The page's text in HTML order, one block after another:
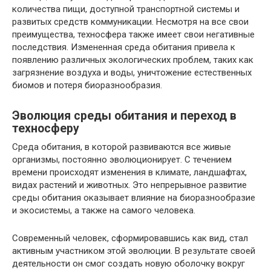
количества пищи, доступной транспортной системы и
развитых средств коммуникации. Несмотря на все свои
преимущества, техносфера также имеет свои негативные
последствия. Измененная среда обитания привела к
появлению различных экологических проблем, таких как
загрязнение воздуха и воды, уничтожение естественных
биомов и потеря биоразнообразия.
Эволюция среды обитания и переход в
техносферу
Среда обитания, в которой развиваются все живые
организмы, постоянно эволюционирует. С течением
времени происходят изменения в климате, ландшафтах,
видах растений и животных. Это непрерывное развитие
среды обитания оказывает влияние на биоразнообразие
и экосистемы, а также на самого человека.
Современный человек, сформировавшись как вид, стал
активным участником этой эволюции. В результате своей
деятельности он смог создать новую оболочку вокруг